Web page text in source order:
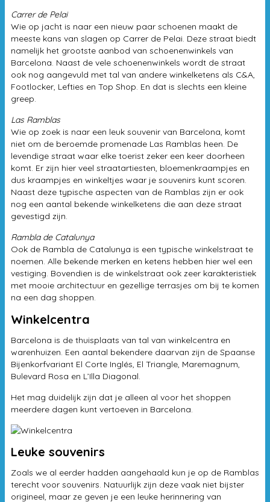
Carrer de Pelai
Wie op jacht is naar een nieuw paar schoenen maakt de
meeste kans van slagen op Carrer de Pelai. Deze straat biedt
namelijk het grootste aanbod van schoenenwinkels van
Barcelona. Naast de vele schoenenwinkels wordt de straat
ook nog aangevuld met tal van andere winkelketens als C&A,
Footlocker, Lefties en Top Shop. En dat is slechts een kleine
greep.
Las Ramblas
Wie op zoek is naar een leuk souvenir van Barcelona, komt
niet om de beroemde promenade Las Ramblas heen. De
levendige straat waar elke toerist zeker een keer doorheen
komt. Er zijn hier veel straatartiesten, bloemenkraampjes en
dus kraampjes en winkeltjes waar je souvenirs kunt scoren.
Naast deze typische aspecten van de Ramblas zijn er ook
nog een aantal bekende winkelketens die aan deze straat
gevestigd zijn.
Rambla de Catalunya
Ook de Rambla de Catalunya is een typische winkelstraat te
noemen. Alle bekende merken en ketens hebben hier wel een
vestiging. Bovendien is de winkelstraat ook zeer karakteristiek
met mooie architectuur en gezellige terrasjes om bij te komen
na een dag shoppen.
Winkelcentra
Barcelona is de thuisplaats van tal van winkelcentra en
warenhuizen. Een aantal bekendere daarvan zijn de Spaanse
Bijenkorfvariant El Corte Inglés, El Triangle, Maremagnum,
Bulevard Rosa en L’Illa Diagonal.
Het mag duidelijk zijn dat je alleen al voor het shoppen
meerdere dagen kunt vertoeven in Barcelona.
Leuke souvenirs
Zoals we al eerder hadden aangehaald kun je op de Ramblas
terecht voor souvenirs. Natuurlijk zijn deze vaak niet bijster
origineel, maar ze geven je een leuke herinnering van